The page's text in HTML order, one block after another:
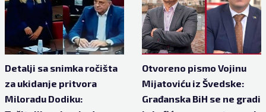
Detalji sa snimka ročišta
za ukidanje pritvora
Miloradu Dodiku:
Otvoreno pismo Vojinu
Mijatoviću iz Švedske:
Građanska BiH se ne gradi